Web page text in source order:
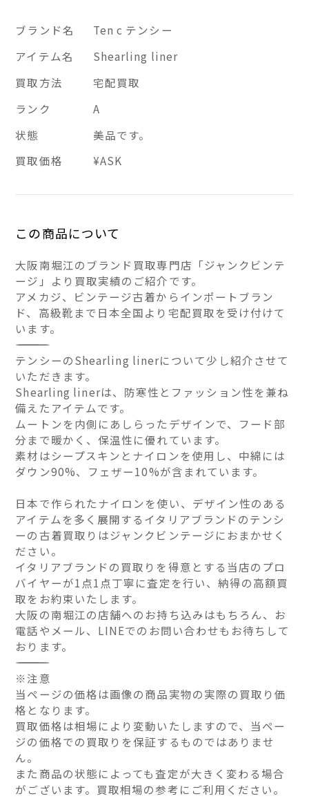
ブランド名
Ten c テンシー
アイテム名
Shearling liner
買取方法
宅配買取
ランク
A
状態
美品です。
買取価格
¥ASK
この商品について
大阪南堀江のブランド買取専門店「ジャンクビンテ
ージ」より買取実績のご紹介です。
アメカジ、ビンテージ古着からインポートブラン
ド、高級靴まで日本全国より宅配買取を受け付けて
います。
――――――――――――――
テンシーのShearling linerについて少し紹介させて
いただきます。
Shearling linerは、防寒性とファッション性を兼ね
備えたアイテムです。
ムートンを内側にあしらったデザインで、フード部
分まで暖かく、保温性に優れています。
素材はシープスキンとナイロンを使用し、中綿には
ダウン90%、フェザー10%が含まれています。
日本で作られたナイロンを使い、デザイン性のある
アイテムを多く展開するイタリアブランドのテンシ
ーの古着買取りはジャンクビンテージにおまかせく
ださい。
イタリアブランドの買取りを得意とする当店のプロ
バイヤーが1点1点丁寧に査定を行い、納得の高額買
取をお約束いたします。
大阪の南堀江の店舗へのお持ち込みはもちろん、お
電話やメール、LINEでのお問い合わせもお待ちして
おります。
――――――――――――――
※注意
当ページの価格は画像の商品実物の実際の買取り価
格となります。
買取価格は相場により変動いたしますので、当ペー
ジの価格での買取りを保証するものではありませ
ん。
また商品の状態によっても査定が大きく変わる場合
がございます。買取相場の参考にご利用ください。